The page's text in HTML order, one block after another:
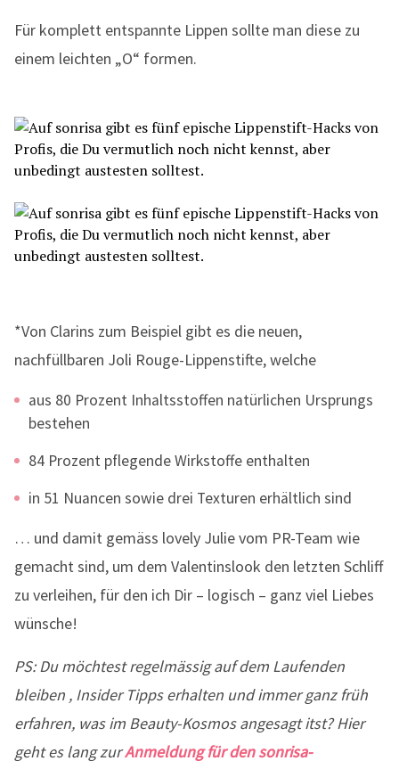
Für komplett entspannte Lippen sollte man diese zu
einem leichten „O“ formen.
*Von Clarins zum Beispiel gibt es die neuen,
nachfüllbaren Joli Rouge-Lippenstifte, welche
aus 80 Prozent Inhaltsstoffen natürlichen Ursprungs
bestehen
84 Prozent pflegende Wirkstoffe enthalten
in 51 Nuancen sowie drei Texturen erhältlich sind
… und damit gemäss lovely Julie vom PR-Team wie
gemacht sind, um dem Valentinslook den letzten Schliff
zu verleihen, für den ich Dir – logisch – ganz viel Liebes
wünsche!
PS: Du möchtest regelmässig auf dem Laufenden
bleiben , Insider Tipps erhalten und immer ganz früh
erfahren, was im Beauty-Kosmos angesagt itst? Hier
geht es lang zurAnmeldung für den sonrisa-